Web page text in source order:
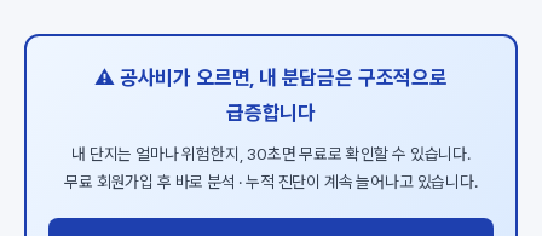
⚠️ 공사비가 오르면, 내 분담금은 구조적으로
급증합니다
내 단지는 얼마나 위험한지, 30초면 무료로 확인할 수 있습니다.
무료 회원가입 후 바로 분석 · 누적 진단이 계속 늘어나고 있습니다.